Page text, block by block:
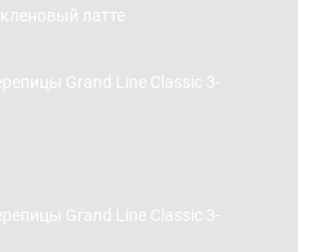
латте
Grand Line Classic 3-
Grand Line Classic 3-